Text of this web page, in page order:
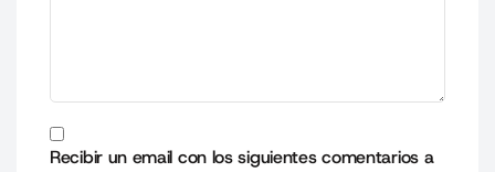
Recibir un email con los siguientes comentarios a